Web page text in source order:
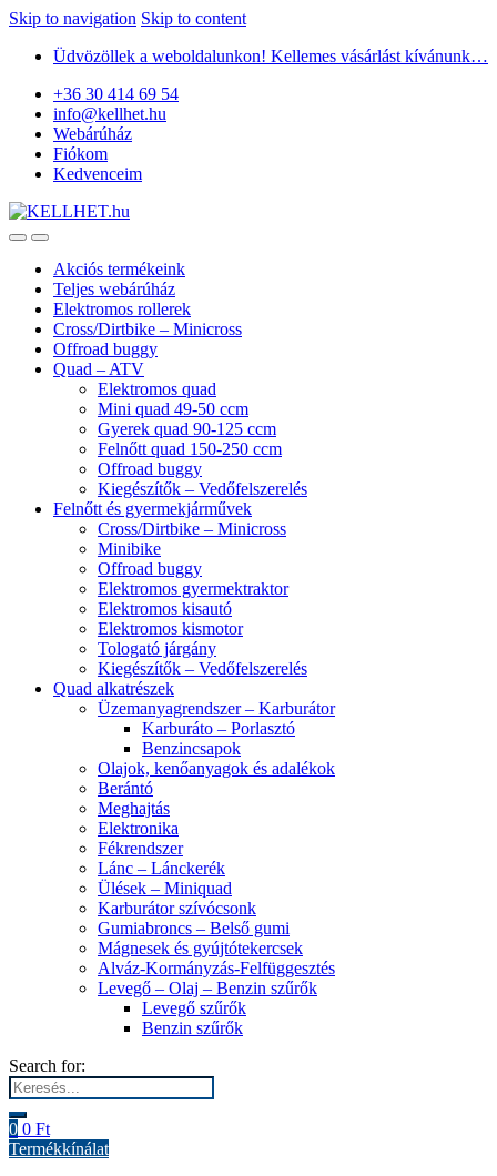
Skip to navigation Skip to content
Üdvözöllek a weboldalunkon! Kellemes vásárlást kívánunk…
+36 30 414 69 54
info@kellhet.hu
Webárúház
Fiókom
Kedvenceim
Akciós termékeink
Teljes webárúház
Elektromos rollerek
Cross/Dirtbike – Minicross
Offroad buggy
Quad – ATV
Elektromos quad
Mini quad 49-50 ccm
Gyerek quad 90-125 ccm
Felnőtt quad 150-250 ccm
Offroad buggy
Kiegészítők – Vedőfelszerelés
Felnőtt és gyermekjárművek
Cross/Dirtbike – Minicross
Minibike
Offroad buggy
Elektromos gyermektraktor
Elektromos kisautó
Elektromos kismotor
Tologató járgány
Kiegészítők – Vedőfelszerelés
Quad alkatrészek
Üzemanyagrendszer – Karburátor
Karburáto – Porlasztó
Benzincsapok
Olajok, kenőanyagok és adalékok
Berántó
Meghajtás
Elektronika
Fékrendszer
Lánc – Lánckerék
Ülések – Miniquad
Karburátor szívócsonk
Gumiabroncs – Belső gumi
Mágnesek és gyújtótekercsek
Alváz-Kormányzás-Felfüggesztés
Levegő – Olaj – Benzin szűrők
Levegő szűrők
Benzin szűrők
Search for:
0 0 Ft
Termékkínálat